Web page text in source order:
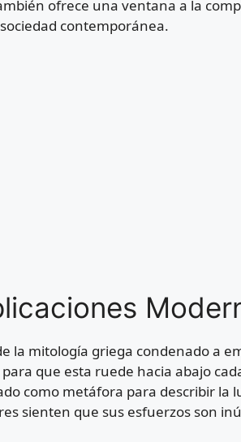
ofrece una ventana a la
contemporánea.
la mitología griega condenado a
que esta ruede hacia abajo
como metáfora para describir la
sienten que sus esfuerzos son